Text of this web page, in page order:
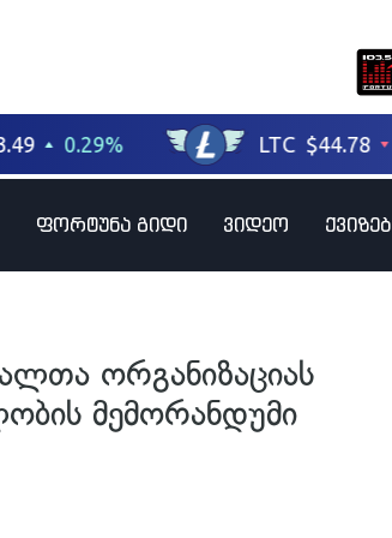
ფორტუნა გიდი ვიდეო
ორგანიზაციას
მემორანდუმი